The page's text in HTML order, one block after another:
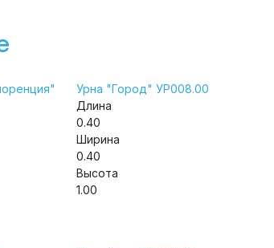
Урна "Город" УР008.00
Длина
0.40
Ширина
0.40
Высота
1.00